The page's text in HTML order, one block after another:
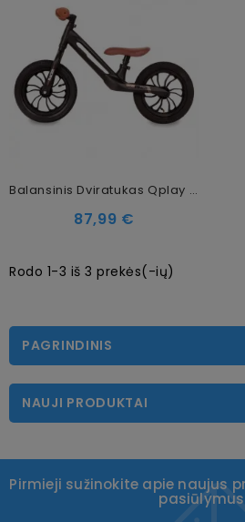
Balansinis Dviratukas Qplay Racer Black/Brown
87,99 €
Rodo 1-3 iš 3 prekės(-ių)
PAGRINDINIS
NAUJI PRODUKTAI
Pirmieji sužinokite apie naujus